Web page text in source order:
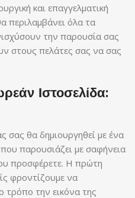
και επαγγελματική
περιλαμβάνει όλα τα
την παρουσία σας
στους πελάτες σας να σας
Ιστοσελίδα:
σας θα δημιουργηθεί με ένα
που παρουσιάζει με σαφήνεια
προσφέρετε. Η πρώτη
φροντίζουμε να
τρόπο την εικόνα της